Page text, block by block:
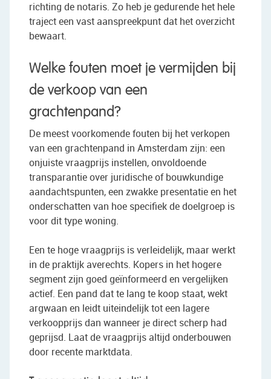
richting de notaris. Zo heb je gedurende het hele
traject een vast aanspreekpunt dat het overzicht
bewaart.
Welke fouten moet je vermijden bij
de verkoop van een
grachtenpand?
De meest voorkomende fouten bij het verkopen
van een grachtenpand in Amsterdam zijn: een
onjuiste vraagprijs instellen, onvoldoende
transparantie over juridische of bouwkundige
aandachtspunten, een zwakke presentatie en het
onderschatten van hoe specifiek de doelgroep is
voor dit type woning.
Een te hoge vraagprijs is verleidelijk, maar werkt
in de praktijk averechts. Kopers in het hogere
segment zijn goed geïnformeerd en vergelijken
actief. Een pand dat te lang te koop staat, wekt
argwaan en leidt uiteindelijk tot een lagere
verkoopprijs dan wanneer je direct scherp had
geprijsd. Laat de vraagprijs altijd onderbouwen
door recente marktdata.